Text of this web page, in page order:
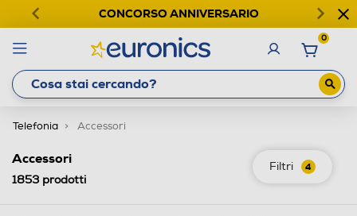
CONCORSO ANNIVERSARIO
0
Telefonia Accessori
Filtri 4
Accessori
1853prodotti